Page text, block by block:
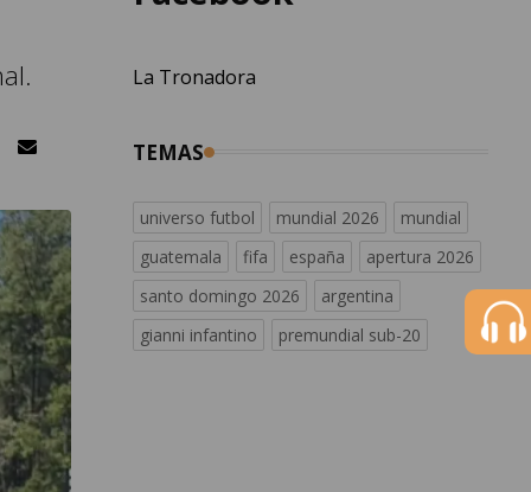
La Tronadora
TEMAS
universo futbol mundial 2026
mundial
guatemala
fifa españa
apertura 2026
santo domingo 2026
argentina
gianni infantino
premundial sub-20